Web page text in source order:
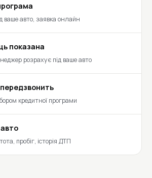
ваше авто, заявка онлайн
показана
розрахує під ваше авто
кредитної програми
пробіг, історія ДТП